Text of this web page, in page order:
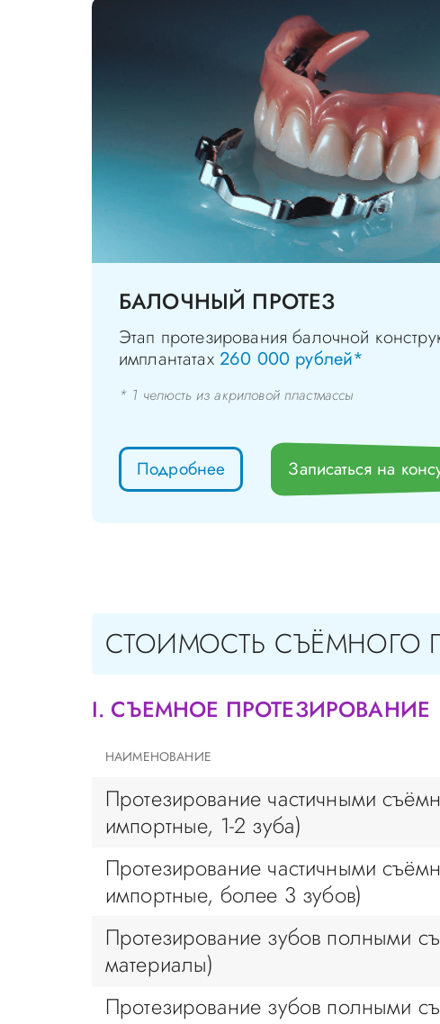
БАЛОЧНЫЙ ПРОТЕЗ
Этап протезирования балочной
имплантатах 260 000 рублей*
* 1 челюсть из акриловой пластмассы
Подробнее Записаться на
СТОИМОСТЬ СЪЁМНОГО
I. СЪЕМНОЕ ПРОТЕЗИРОВАНИЕ
НАИМЕНОВАНИЕ
Протезирование частичными
импортные, 1-2 зуба)
Протезирование частичными
импортные, более 3 зубов)
Протезирование зубов полными
материалы)
Протезирование зубов полными